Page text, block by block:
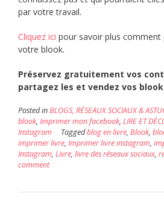
par votre travail.
Cliquez ici pour savoir plus comment
votre blook.
Préservez gratuitement vos
partagez les et vendez vos
Posted inBLOGS, RÉSEAUX SOCIAUX &
blook, Imprimer mon facebook, LIRE ET
Instagram
Taggedblog en livre, Blook,
imprimer livre, Imprimer livre instagram,
Instagram, Livre, livre des réseaux sociaux,
comment